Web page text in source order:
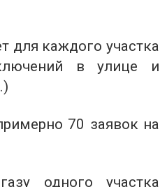
для каждого участка
в улице и
70 заявок на
одного участка